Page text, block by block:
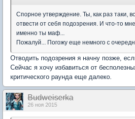
Спорное утверждение. Ты, как раз таки,
отвести от себя подозрения. И что-то
именно ты маф...
Пожалуй... Погожу еще немного с
Отводить подозрения я начну позже,
Сейчас я хочу избавиться от
критического раунда еще далеко.
Вudweisеrkа
26 ноя 2015